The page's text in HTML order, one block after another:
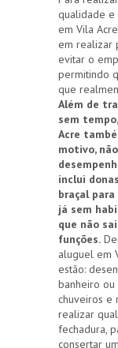
qualidade
em Vila
em realizar
evitar o
permitindo
que
Além de
sem
Acre
motivo,
inclui
braçal
já sem
que não
funções.
aluguel em
estão:
banheiro
chuveiros e
realizar
fechadura,
consertar